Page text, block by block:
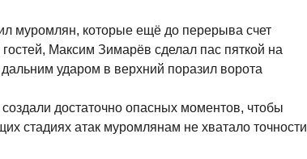
муромлян, которые ещё до перерыва счет
Максим Зимарёв сделал пас пяткой на
ударом в верхний поразил ворота
достаточно опасных моментов, чтобы
стадиях атак муромлянам не хватало точности